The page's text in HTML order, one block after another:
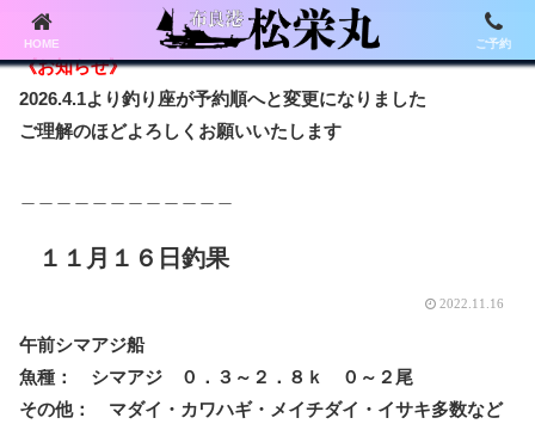
《お知らせ》
2026.4.1より釣り座が予約順へと変更になりました
ご理解のほどよろしくお願いいたします
１１月１６日釣果
2022.11.16
午前シマアジ船
魚種： シマアジ ０．３～２．８ｋ ０～２尾
その他： マダイ・カワハギ・メイチダイ・イサキ多数など
HOME ご予約